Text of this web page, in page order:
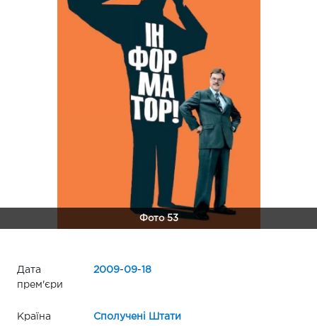
Фото 53
Дата
прем'єри
2009-09-18
Країна Сполучені Штати